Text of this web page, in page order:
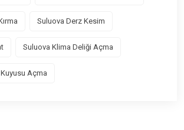
Suluova Derz Kesim
Suluova Klima Deliği Açma
Açma